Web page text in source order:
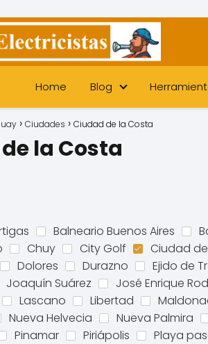
Home Blog
Ciudades Ciudad de la Costa
la Costa
Balneario Buenos Aires
Chuy City Golf Ciudad
Dolores Durazno Ejido de
Joaquín Suárez José Enrique
Lascano Libertad
Nueva Helvecia Nueva Palmira
Pinamar Piriápolis Playa